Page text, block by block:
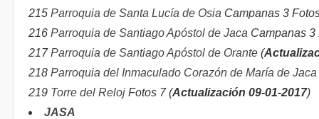
215 Parroquia de Santa Lucía de Osia Campanas 3
216 Parroquia de Santiago Apóstol de Jaca Campanas 3
217Parroquia de Santiago Apóstol de Orante (
218 Parroquia del Inmaculado Corazón de María de Jaca
219 Torre del Reloj Fotos 7 (Actualización 09-01-2017)
JASA